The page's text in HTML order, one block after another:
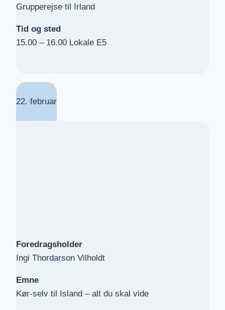
Grupperejse til Irland
Tid og sted
15.00 – 16.00 Lokale E5
22. februar
Foredragsholder
Ingi Thordarson Vilholdt
Emne
Kør-selv til Island – alt du skal vide